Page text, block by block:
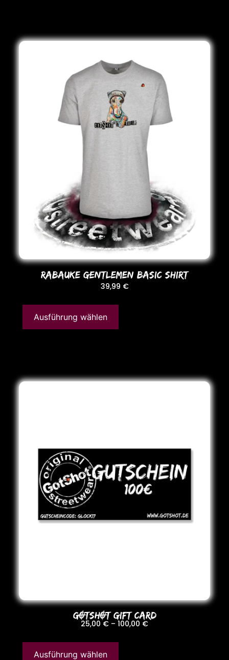
RABAUKE GENTLEMEN BASIC SHIRT
39,99 €
Ausführung wählen
GOTSHOT GIFT CARD
25,00€ – 100,00 €
Ausführung wählen